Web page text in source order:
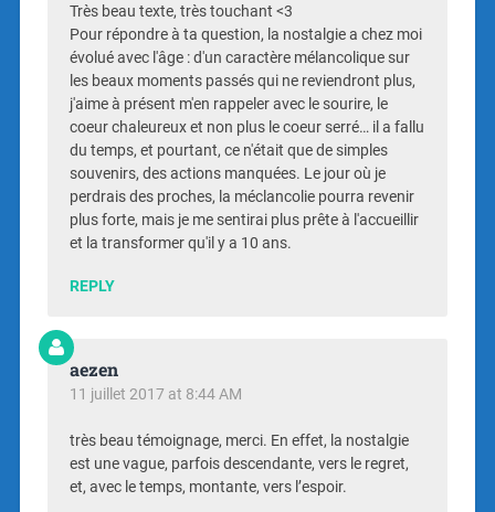
Très beau texte, très touchant <3
Pour répondre à ta question, la nostalgie a chez moi
évolué avec l'âge : d'un caractère mélancolique sur
les beaux moments passés qui ne reviendront plus,
j'aime à présent m'en rappeler avec le sourire, le
coeur chaleureux et non plus le coeur serré… il a fallu
du temps, et pourtant, ce n'était que de simples
souvenirs, des actions manquées. Le jour où je
perdrais des proches, la méclancolie pourra revenir
plus forte, mais je me sentirai plus prête à l'accueillir
et la transformer qu'il y a 10 ans.
REPLY
aezen
11 juillet 2017 at 8:44 AM
très beau témoignage, merci. En effet, la nostalgie
est une vague, parfois descendante, vers le regret,
et, avec le temps, montante, vers l’espoir.